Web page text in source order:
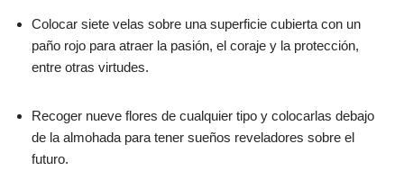
Colocar siete velas sobre una superficie cubierta con un
paño rojo para atraer la pasión, el coraje y la protección,
entre otras virtudes.
Recoger nueve flores de cualquier tipo y colocarlas debajo
de la almohada para tener sueños reveladores sobre el
futuro.